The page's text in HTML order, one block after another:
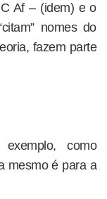
Af – (idem) e o
nomes do
fazem parte
como
mesmo é para a